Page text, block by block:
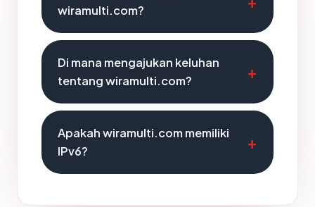
wiramulti.com?
Di mana mengajukan keluhan
tentang wiramulti.com?
Apakah wiramulti.com memiliki
IPv6?